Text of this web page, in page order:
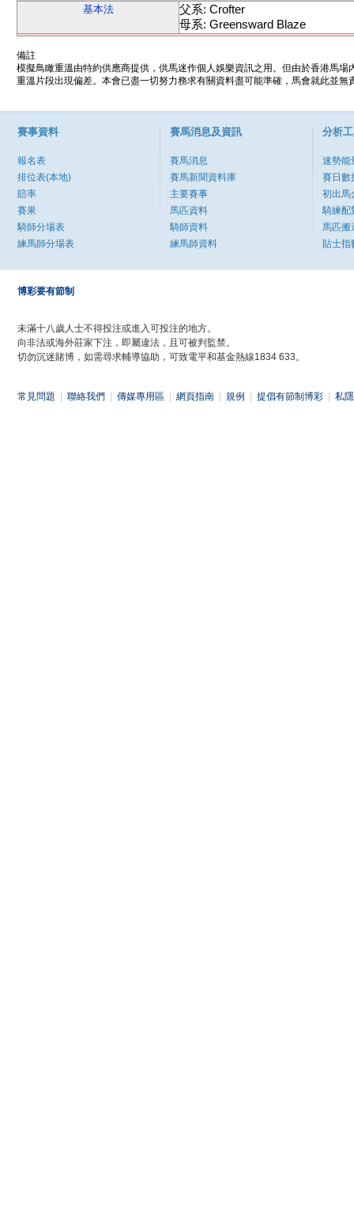
基本法
父系: Crofter
母系: Greensward Blaze
備註
模擬鳥瞰重溫由特約供應商提供，供馬迷作個人娛樂資訊之用。但由於香港馬
重溫片段出現偏差。本會已盡一切努力務求有關資料盡可能準確，馬會就此並
賽事資料
報名表
排位表(本地)
賠率
賽果
騎師分場表
練馬師分場表
賽馬消息及資訊
賽馬消息
賽馬新聞資料庫
主要賽事
馬匹資料
騎師資料
練馬師資料
分析
速勢能
賽日數
初出馬
騎練配
馬匹搬
貼士指
博彩要有節制
未滿十八歲人士不得投注或進入可投注的地方。
向非法或海外莊家下注，即屬違法，且可被判監禁。
切勿沉迷賭博，如需尋求輔導協助，可致電平和基金熱線1834 633。
常見問題 聯絡我們 傳媒專用區 網頁指南 規例 提倡有節制博彩 私